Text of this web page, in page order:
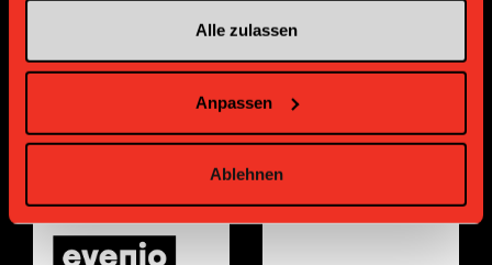
Alle zulassen
Anpassen
AblehnenSupplier